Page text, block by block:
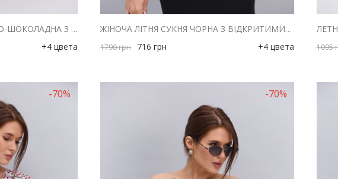
ЖІНОЧА ЛІТНЯ СУКНЯ ТЕМНО-ШОКОЛАДНА З ВІДКРИТИМИ ПЛЕЧИМА ТА ВИРІЗОМ НА ТАЛІЇ
+4 цвета
ЖІНОЧА ЛІТНЯ СУКНЯ ЧОРНА З ВІДКРИТИМИ ПЛЕЧИМА ТА ВИРІЗОМ НА ТАЛІЇ
1790грн 716 грн +4 цвета 1095
-70% -70%